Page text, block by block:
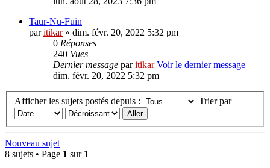
Taur-Nu-Fuin
paritikar» dim. févr. 20, 2022 5:32 pm
0 Réponses
240 Vues
Dernier message paritikar Voir le dernier message
dim. févr. 20, 2022 5:32 pm
Afficher les sujets postés depuis : Trier par
Nouveau sujet
8 sujets • Page 1 sur 1